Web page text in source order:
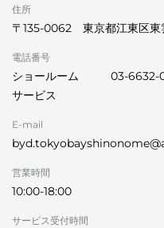
住所
〒135-0062 東京都江東区東
電話番号
ショールーム
03-6632-
サービス
E-mail
営業時間
10:00-18:00
サービス受付時間